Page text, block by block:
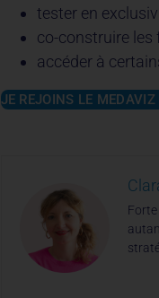
tester en
co-construire les
accéder à
JE REJOINS LE